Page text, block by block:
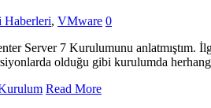
Haberleri, VMware 0
Server 7 Kurulumunu
olduğu gibi kurulumda
Read More